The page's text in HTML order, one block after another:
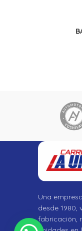
Una
desde 1980,
fabricación,